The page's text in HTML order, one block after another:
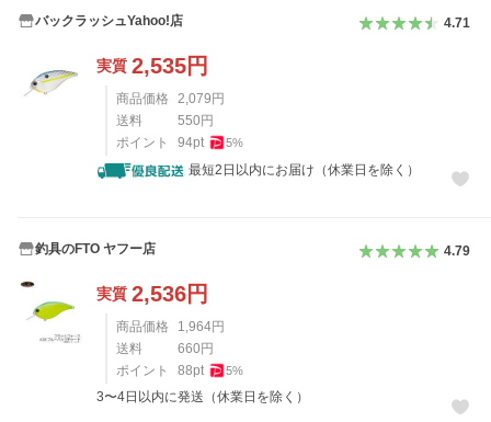
バックラッシュYahoo!店 4.71
実質 2,535円
商品価格 2,079 円
送料
550 円
ポイント
94pt 5%
最短2日以内にお届け（休業日を除く）
釣具のFTO ヤフー店 4.79
実質 2,536円
商品価格 1,964円
送料
660 円
ポイント
88pt 5%
3〜4日以内に発送（休業日を除く）